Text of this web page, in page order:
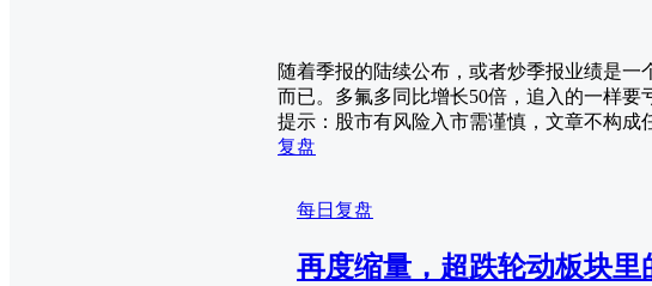
随着季报的陆续公布，或者炒季报业绩是
而已。多氟多同比增长50倍，追入的一样要
提示：股市有风险入市需谨慎，文章不构成
复盘
每日复盘
再度缩量，超跌轮动板块里